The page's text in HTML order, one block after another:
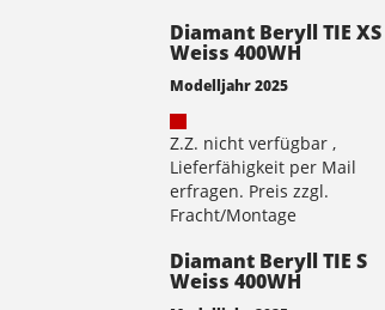
Diamant Beryll TIE XS
Weiss 400WH
Modelljahr 2025
Z.Z. nicht verfügbar ,
Lieferfähigkeit per Mail
erfragen. Preis zzgl.
Fracht/Montage
Diamant Beryll TIE S
Weiss 400WH